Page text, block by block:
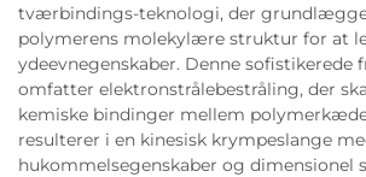
tværbindings-teknologi, der
polymerens molekylære struktur for at
ydeevnegenskaber. Denne sofistikerede
omfatter elektronstrålebestråling, der
kemiske bindinger mellem
resulterer i en kinesisk krympeslange
hukommelsegenskaber og dimensionel